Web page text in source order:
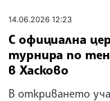
14.06.2026 12:23
С официална
турнира по
в Хасково
В откриването